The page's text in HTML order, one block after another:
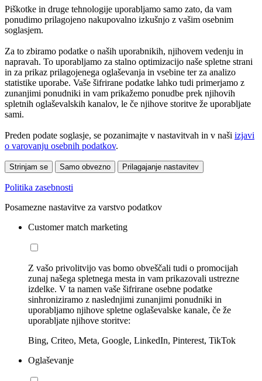
Piškotke in druge tehnologije uporabljamo samo zato, da vam
ponudimo prilagojeno nakupovalno izkušnjo z vašim osebnim
soglasjem.
Za to zbiramo podatke o naših uporabnikih, njihovem vedenju in
napravah. To uporabljamo za stalno optimizacijo naše spletne strani
in za prikaz prilagojenega oglaševanja in vsebine ter za analizo
statistike uporabe. Vaše šifrirane podatke lahko tudi primerjamo z
zunanjimi ponudniki in vam prikažemo ponudbe prek njihovih
spletnih oglaševalskih kanalov, le če njihove storitve že uporabljate
sami.
Preden podate soglasje, se pozanimajte v nastavitvah in v naši izjavi
o varovanju osebnih podatkov.
Strinjam se Samo obvezno Prilagajanje nastavitev
Politika zasebnosti
Posamezne nastavitve za varstvo podatkov
Customer match marketing
Z vašo privolitvijo vas bomo obveščali tudi o promocijah
zunaj našega spletnega mesta in vam prikazovali ustrezne
izdelke. V ta namen vaše šifrirane osebne podatke
sinhroniziramo z naslednjimi zunanjimi ponudniki in
uporabljamo njihove spletne oglaševalske kanale, če že
uporabljate njihove storitve:
Bing, Criteo, Meta, Google, LinkedIn, Pinterest, TikTok
Oglaševanje